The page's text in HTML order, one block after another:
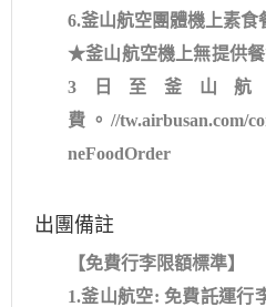
6.釜山航空團體機上素食
★釜山航空機上無提供
3日至釜山航
費。//tw.airbusan.com/
neFoodOrder
出團備註
【免費行李限額標準】
1.釜山航空: 免費託運行